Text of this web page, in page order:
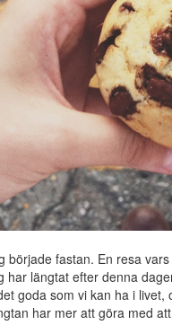
började fastan. En resa
har längtat efter denna
goda som vi kan ha i
har mer att göra med